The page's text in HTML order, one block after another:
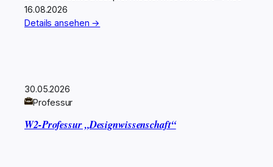
16.08.2026
Details ansehen →
30.05.2026
Professur
W2-Professur „Designwissenschaft“